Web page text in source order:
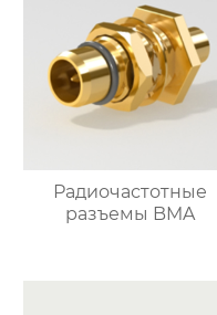
Радиочастотные
разъемы BMA